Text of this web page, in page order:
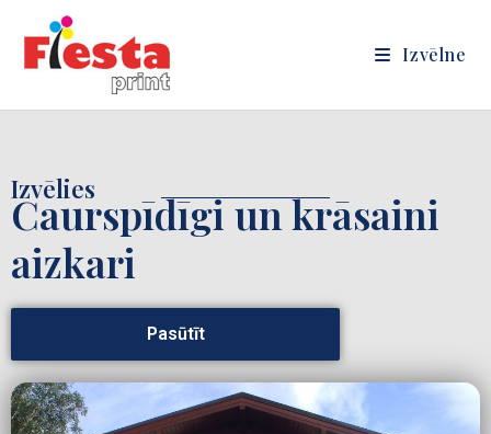
Izvēlne
Izvēlies
Caurspīdīgi un krāsaini
aizkari
Pasūtīt